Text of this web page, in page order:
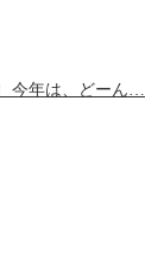
今年は、どーん…